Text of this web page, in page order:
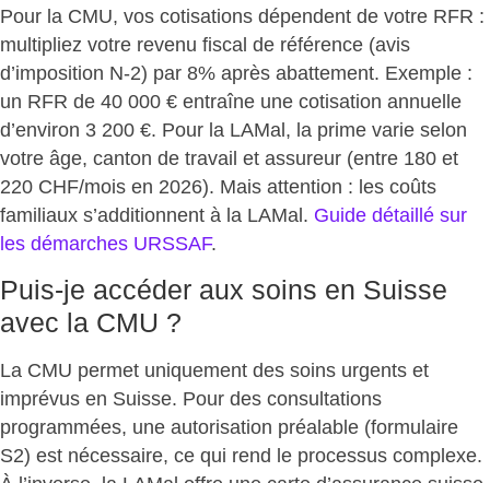
Pour la CMU, vos cotisations dépendent de votre RFR :
multipliez votre revenu fiscal de référence (avis
d’imposition N-2) par 8% après abattement. Exemple :
un RFR de 40 000 € entraîne une cotisation annuelle
d’environ 3 200 €. Pour la LAMal, la prime varie selon
votre âge, canton de travail et assureur (entre 180 et
220 CHF/mois en 2026). Mais attention : les coûts
familiaux s’additionnent à la LAMal. Guide détaillé sur
les démarches URSSAF.
Puis-je accéder aux soins en Suisse
avec la CMU ?
La CMU permet uniquement des soins urgents et
imprévus en Suisse. Pour des consultations
programmées, une autorisation préalable (formulaire
S2) est nécessaire, ce qui rend le processus complexe.